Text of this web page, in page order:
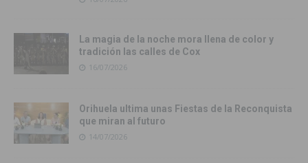
La magia de la noche mora llena de color y
tradición las calles de Cox
16/07/2026
Orihuela ultima unas Fiestas de la Reconquista
que miran al futuro
14/07/2026